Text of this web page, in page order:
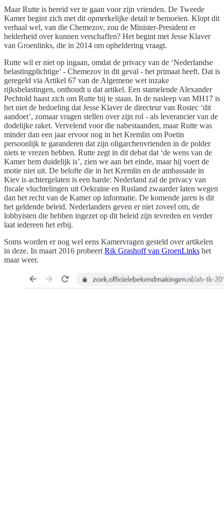
Maar Rutte is bereid ver te gaan voor zijn vrienden. De Tweede
Kamer begint zich met dit opmerkelijke detail te bemoeien. Klopt dit
verhaal wel, van die Chemezov, zou de Minister-President er
helderheid over kunnen verschaffen? Het begint met Jesse Klaver
van Groenlinks, die in 2014 om opheldering vraagt.
Rutte wil er niet op ingaan, omdat de privacy van de ‘Nederlandse
belastingplichtige’ - Chemezov in dit geval - het primaat heeft. Dat is
geregeld via Artikel 67 van de Algemene wet inzake
rijksbelastingen, onthoudt u dat artikel. Een stamelende Alexander
Pechtold haast zich om Rutte bij te staan. In de nasleep van MH17 is
het niet de bedoeling dat Jesse Klaver de directeur van Rostec ‘dit
aandoet’, zomaar vragen stellen over zijn rol - als leverancier van de
dodelijke raket. Vervelend voor die nabestaanden, maar Rutte was
minder dan een jaar ervoor nog in het Kremlin om Poetin
persoonlijk te garanderen dat zijn oligarchenvrienden in de polder
niets te vrezen hebben. Rutte zegt in dit debat dat ‘de wens van de
Kamer hem duidelijk is’, zien we aan het einde, maar hij voert de
motie niet uit. De belofte die in het Kremlin en de ambassade in
Kiev is achtergelaten is een harde: Nederland zal de privacy van
fiscale vluchtelingen uit Oekraïne en Rusland zwaarder laten wegen
dan het recht van de Kamer op informatie. De komende jaren is dit
het geldende beleid. Nederlanders geven er niet zoveel om, de
lobbyisten die hebben ingezet op dit beleid zijn tevreden en verder
laat iedereen het erbij.
Soms worden er nog wel eens Kamervragen gesteld over artikelen
in deze. In maart 2016 probeert Rik Grashoff van GroenLinks het
maar weer.